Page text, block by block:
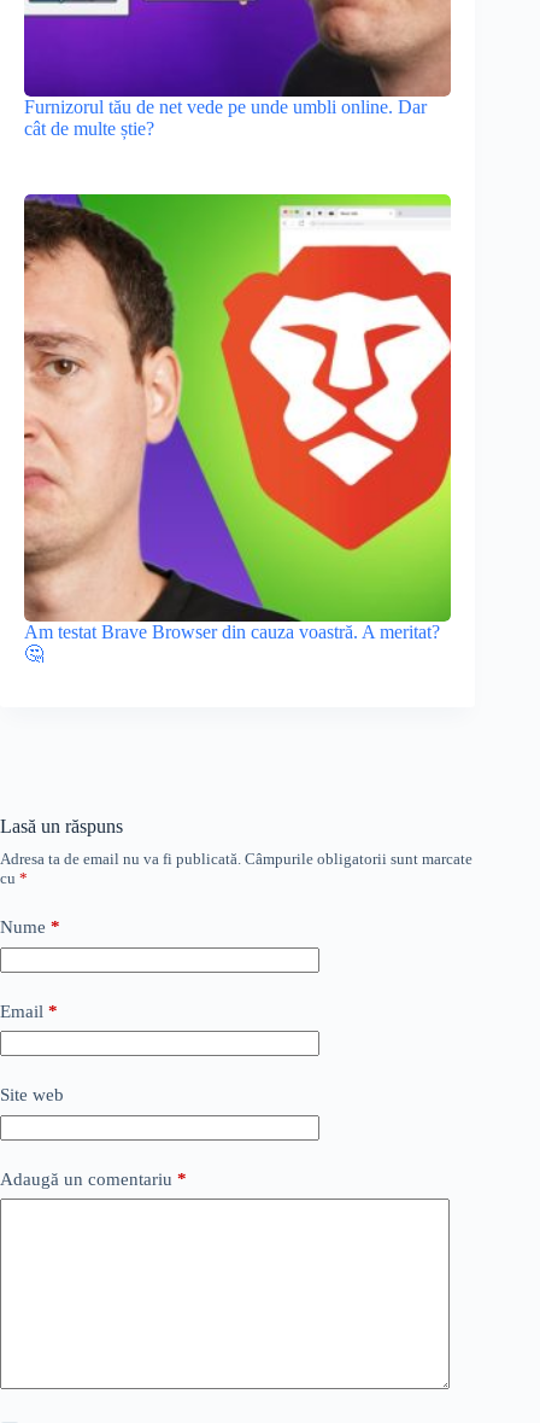
Furnizorul tău de net vede pe unde umbli online. Dar
cât de multe știe?
Am testat Brave Browser din cauza voastră. A meritat?
🤔
Lasă un răspuns
Adresa ta de email nu va fi publicată. Câmpurile obligatorii sunt marcate
cu *
Nume *
Email *
Site web
Adaugă un comentariu *